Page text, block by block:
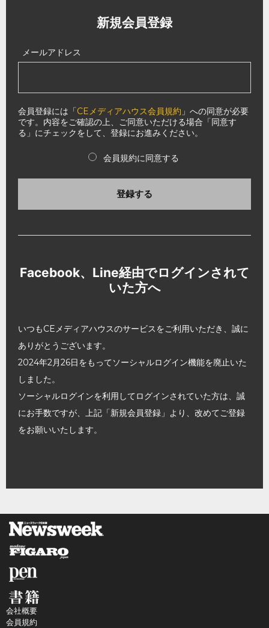
新規会員登録
メールアドレス
会員登録には「CEメディアハウス会員規約 」への同意が必要
です。内容をご確認の上、ご同意いただける場合「同意す
る」にチェックをして、登録にお進みください。
会員規約に同意する
登録する
Facebook、Line経由でログインされて
いた方へ
いつもCEメディアハウスのサービスをご利用いただき、誠に
ありがとうございます。
2024年2月26日をもってソーシャルログイン機能を廃止いた
しました。
ソーシャルログインを利用してログインされていた方は、誠
にお手数ですが、上記「新規会員登録」より、改めてご登録
をお願いいたします。
会社概要
会員規約